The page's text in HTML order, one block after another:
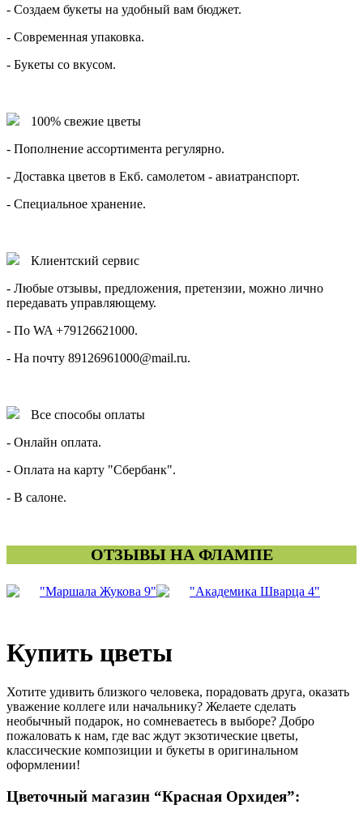
- Создаем букеты на удобный вам бюджет.
- Современная упаковка.
- Букеты со вкусом.
100% свежие цветы
- Пополнение ассортимента регулярно.
- Доставка цветов в Екб. самолетом - авиатранспорт.
- Специальное хранение.
Клиентский сервис
- Любые отзывы, предложения, претензии, можно лично
передавать управляющему.
- По WA +79126621000.
- На почту 89126961000@mail.ru.
Все способы оплаты
- Онлайн оплата.
- Оплата на карту "Сбербанк".
- В салоне.
ОТЗЫВЫ НА ФЛАМПЕ
"Маршала Жукова 9" "Академика Шварца 4"
Купить цветы
Хотите удивить близкого человека, порадовать друга, оказать
уважение коллеге или начальнику? Желаете сделать
необычный подарок, но сомневаетесь в выборе? Добро
пожаловать к нам, где вас ждут экзотические цветы,
классические композиции и букеты в оригинальном
оформлении!
Цветочный магазин “Красная Орхидея”: